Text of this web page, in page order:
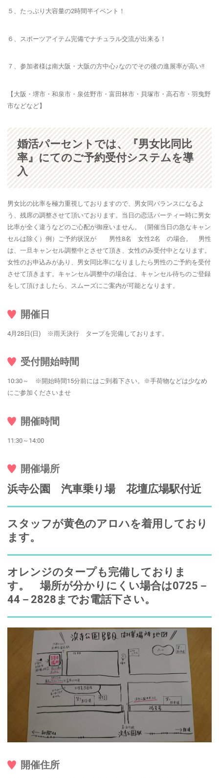
５、たっぷり大容量の2時間半イベント！
６、 スポーツアイテム完備でナチュラル交流が出来る！
７、参加者様は南大阪・大阪の方中心♪なのでその後の進展率が高い!!
【大阪・堺市・和泉市・泉佐野市・富田林市・貝塚市・高石市・羽曳野
市などなど】
婚活パーセントでは、『男女比同比
率』にてのご予約受付システムを導
入
男女比の比率を極力重視しておりますので、男女同バランスになるよ
う、残席の調整させて頂いております。当日の恋活パーティー時に男女
比率が全く違うなどのご心配が御座いません。（開催当日の急なキャン
セルは除く）例）ご予約状況が 男性8名 女性2名 の場合。 男性
は、一旦キャンセル調整中とさせて頂き、女性のみ受付中となります。
女性のお申込みがあり、男女同比率になりましたら男性のご予約を受付
させて頂きます。キャンセル調整中の場合は、キャンセル待ちのご登録
をして頂けましたら、スムーズにご案内が可能となります。
開催日
4月28日(日) ※雨天決行 タープを完備しております。
受付開始時間
10:30～ ※開始時間15分前にはご到着下さい。※手荷物などは少なめ
にご参加くださいませ
開催時間
11:30～14:00
開催場所
浜寺公園 汽車乗り場 花壇広場駅付近
スタッフが黄色のアロハを着用しており
ます。
オレンジのタープも完備しておりま
す。 場所が分かりにくい場合は0725－
44－2828までお電話下さい。
開催住所